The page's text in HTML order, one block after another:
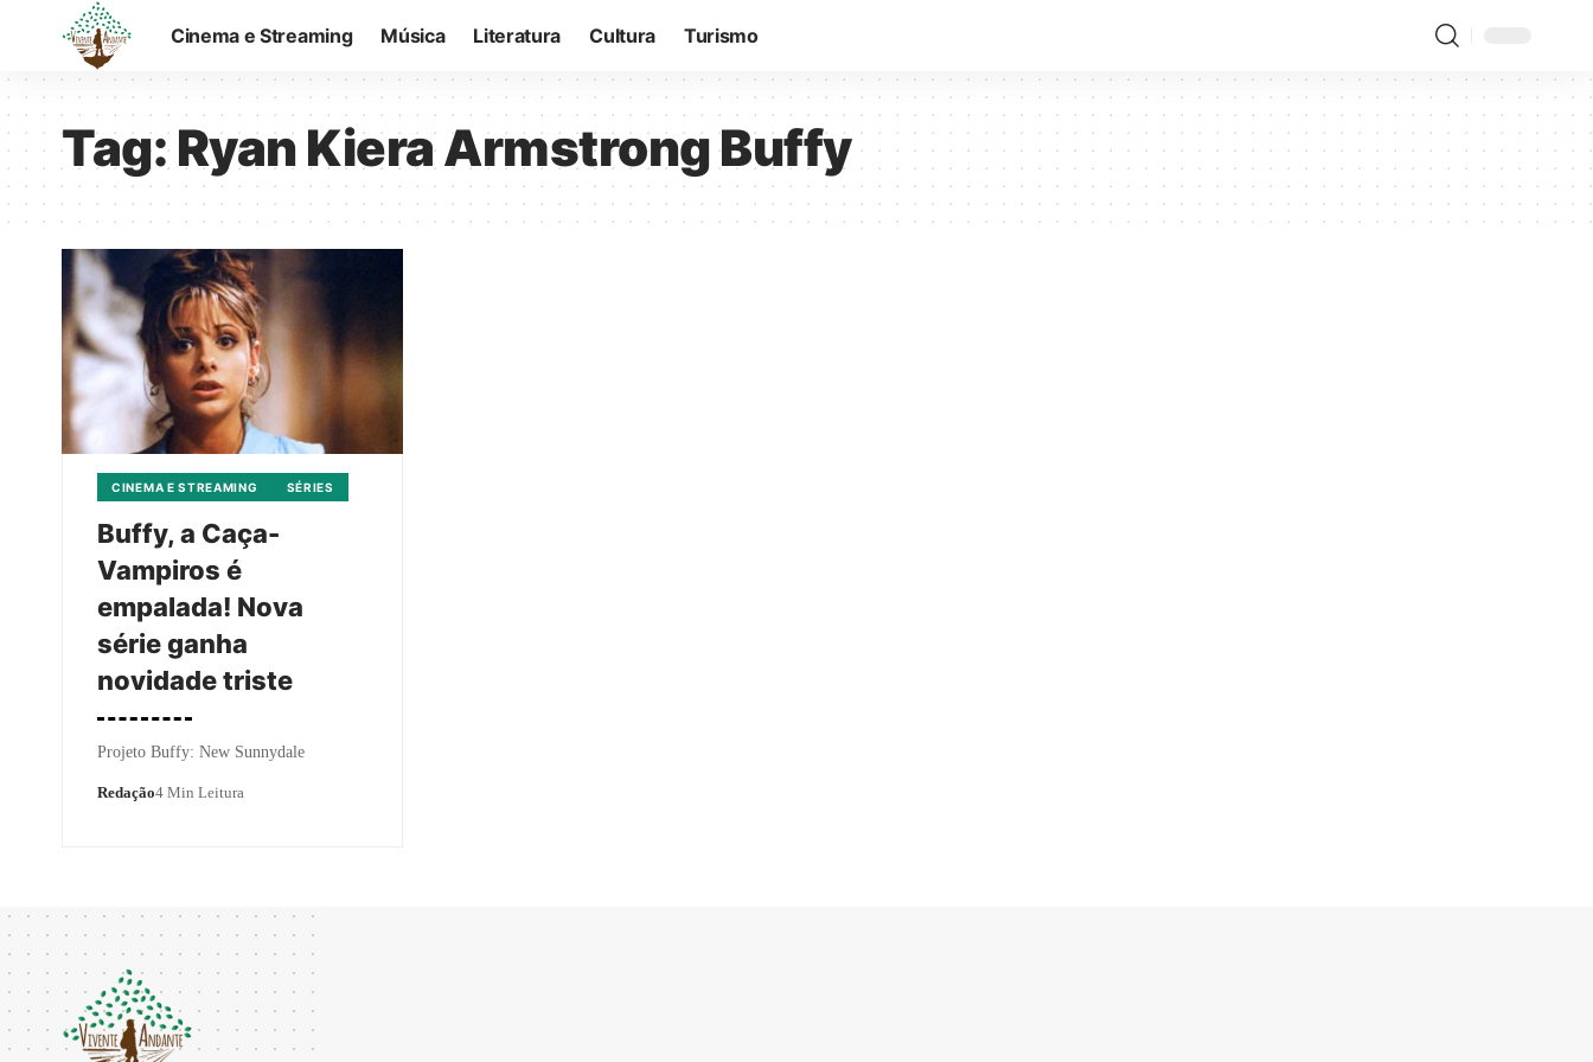
Cinema e Streaming Música Literatura Cultura Turismo
Tag:Ryan Kiera Armstrong Buffy
CINEMA E STREAMING SÉRIES
Buffy, a Caça-
Vampiros é
empalada! Nova
série ganha
novidade triste
Projeto Buffy: New Sunnydale
Redação4 Min Leitura